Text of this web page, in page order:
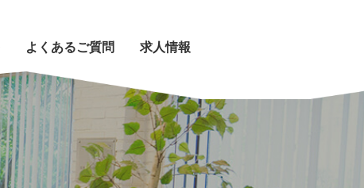
よくあるご質問 求人情報